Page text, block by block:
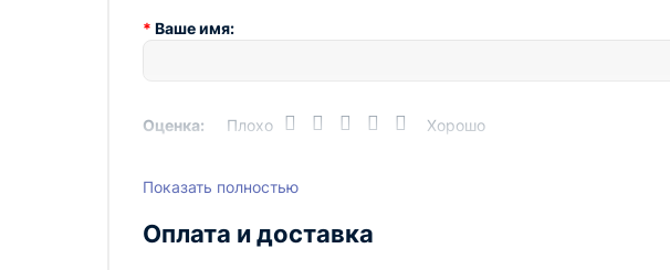
Нагрузка, кН
Ход штока, мм
Ваше имя:
Оценка: Плохо Хорошо
Написать отзыв
Показать полностью
Оплата и доставка